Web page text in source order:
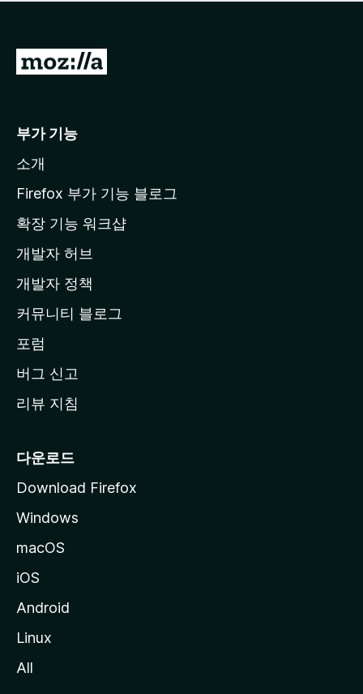
점
습
니
M
l
a
페
이
지
이
동
부가 기능
소개
Firefox 부가 기능 블로그
확장 기능 워크샵
개발자 허브
개발자 정책
커뮤니티 블로그
포럼
버그 신고
리뷰 지침
다운로드
Download Firefox
Windows
macOS
iOS
Android
Linux
All